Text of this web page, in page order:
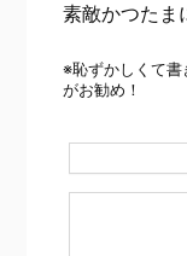
素敵かつたま
※恥ずかしくて
がお勧め！